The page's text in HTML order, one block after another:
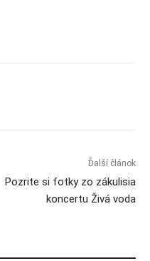
Ďalší článok
Pozrite si fotky zo zákulisia
koncertu Živá voda